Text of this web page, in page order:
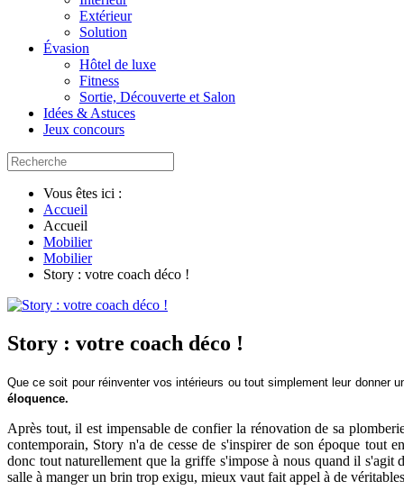
Extérieur
Solution
Évasion
Hôtel de luxe
Fitness
Sortie, Découverte et Salon
Idées & Astuces
Jeux concours
Vous êtes ici :
Accueil
Accueil
Mobilier
Mobilier
Story : votre coach déco !
Story : votre coach déco !
Que ce soit pour réinventer vos intérieurs ou tout simplement leur donner
éloquence.
Après tout, il est impensable de confier la rénovation de sa
contemporain, Story n'a de cesse de s'inspirer de son époque tout
donc tout naturellement que la griffe s'impose à nous quand il s'agit
salle à manger un brin trop exigu, mieux vaut fait appel à de